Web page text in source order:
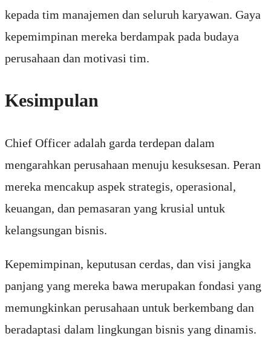
kepada tim manajemen dan seluruh karyawan. Gaya
kepemimpinan mereka berdampak pada budaya
perusahaan dan motivasi tim.
Kesimpulan
Chief Officer adalah garda terdepan dalam
mengarahkan perusahaan menuju kesuksesan. Peran
mereka mencakup aspek strategis, operasional,
keuangan, dan pemasaran yang krusial untuk
kelangsungan bisnis.
Kepemimpinan, keputusan cerdas, dan visi jangka
panjang yang mereka bawa merupakan fondasi yang
memungkinkan perusahaan untuk berkembang dan
beradaptasi dalam lingkungan bisnis yang dinamis.